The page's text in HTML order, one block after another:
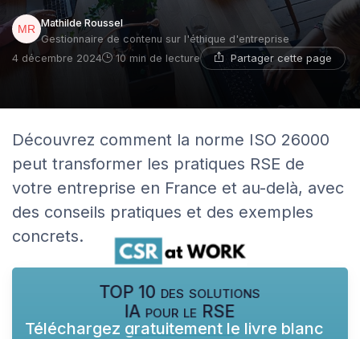
Mathilde Roussel
Gestionnaire de contenu sur l'éthique d'entreprise
4 décembre 2024
10 min de lecture Partager cette page
Découvrez comment la norme ISO 26000
peut transformer les pratiques RSE de
votre entreprise en France et au-delà, avec
des conseils pratiques et des exemples
concrets.
TOP 10 des solutions
IA pour le RSE
Téléchargez gratuitement le livre blanc